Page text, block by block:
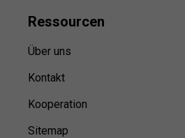
Ressourcen
Über uns
Kontakt
Kooperation
Sitemap